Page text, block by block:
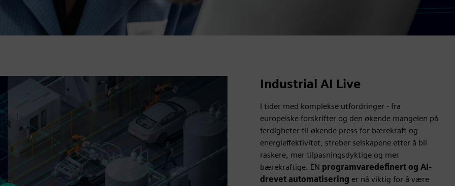
Industrial AI Live
I tider med komplekse utfordringer - fra
europeiske forskrifter og den økende mangelen på
ferdigheter til økende press for bærekraft og
energieffektivitet, streber selskapene etter å bli
raskere, mer tilpasningsdyktige og mer
bærekraftige. EN programvaredefinert og AI-
drevet automatisering er nå viktig for å være